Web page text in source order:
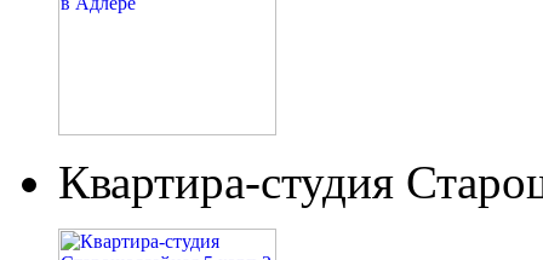
Квартира-студия